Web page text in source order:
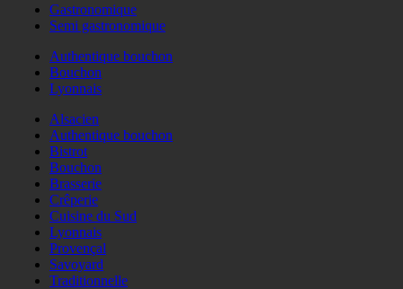
Gastronomique
Semi gastronomique
Authentique bouchon
Bouchon
Lyonnais
Alsacien
Authentique bouchon
Bistrot
Bouchon
Brasserie
Crêperie
Cuisine du Sud
Lyonnais
Provençal
Savoyard
Traditionnelle